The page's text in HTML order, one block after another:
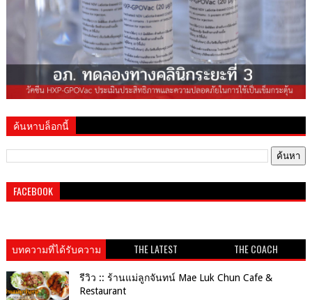
ค้นหาบล็อกนี้
FACEBOOK
บทความที่ได้รับความ
นิยม
THE LATEST THE COACH
รีวิว :: ร้านแม่ลูกจันทน์ Mae Luk Chun Cafe &
Restaurant